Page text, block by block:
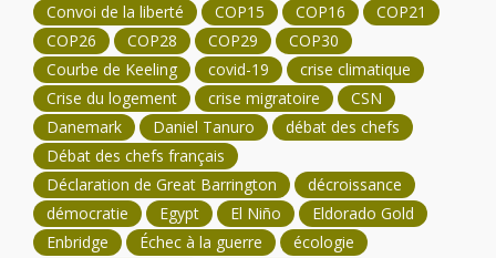
Convoi de la liberté
COP15 COP16
COP21
COP26
COP28 COP29
COP30
Courbe de Keeling
covid-19
crise climatique
Crise du logement
crise migratoire
CSN
Danemark
Daniel Tanuro
débat des chefs
Débat des chefs français
Déclaration de Great Barrington
décroissance
démocratie
Egypt El Niño
Eldorado Gold
Enbridge
Échec à la guerre
écologie